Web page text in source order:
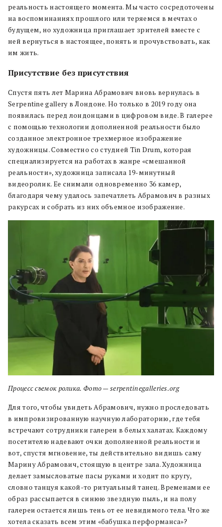
реальность настоящего момента. Мы часто сосредоточены
на воспоминаниях прошлого или теряемся в мечтах о
будущем, но художница приглашает зрителей вместе с
ней вернуться в настоящее, понять и прочувствовать, как
им жить.
Присутствие без присутствия
Спустя пять лет Марина Абрамович вновь вернулась в
Serpentine gallery в Лондоне. Но только в 2019 году она
появилась перед лондонцами в цифровом виде. В галерее
с помощью технологии дополненной реальности было
созданное электронное трехмерное изображение
художницы. Совместно со студией Tin Drum, которая
специализируется на работах в жанре «смешанной
реальности», художница записала 19-минутный
видеоролик. Ее снимали одновременно 36 камер,
благодаря чему удалось запечатлеть Абрамович в разных
ракурсах и собрать из них объемное изображение.
Процесс съемок ролика. Фото — serpentinegalleries.org
Для того, чтобы увидеть Абрамович, нужно проследовать
в импровизированную научную лабораторию, где тебя
встречают сотрудники галереи в белых халатах. Каждому
посетителю надевают очки дополненной реальности и
вот, спустя мгновение, ты действительно видишь саму
Марину Абрамович, стоящую в центре зала. Художница
делает замысловатые пасы руками и ходит по кругу,
словно танцуя какой-то ритуальный танец. Временами ее
образ рассыпается в синюю звездную пыль, и на полу
галереи остается лишь тень от ее невидимого тела. Что же
хотела сказать всем этим «бабушка перформанса»?